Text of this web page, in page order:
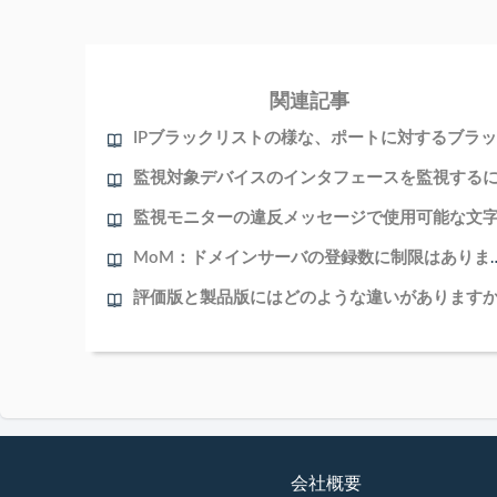
関連記事
MoM：ドメインサー
評価版と製品版にはどのような違いがあります
会社概要